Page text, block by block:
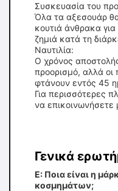
Συσκευασία του
Όλα τα αξεσουάρ
κουτιά άνθρακα
ζημιά κατά τη
Ναυτιλία:
Ο χρόνος
προορισμό, αλλά οι
φτάνουν εντός 45
Για περισσότερες
να επικοινωνήσετε
Γενικά
Ε: Ποια είναι η
κοσμημάτων;